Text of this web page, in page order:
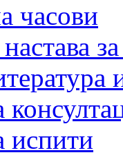
часови
испити